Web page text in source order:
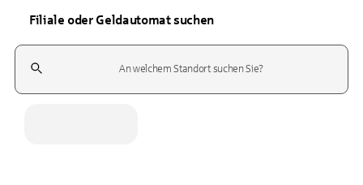
Filiale oder Geldautomat suchen
Suchfeld